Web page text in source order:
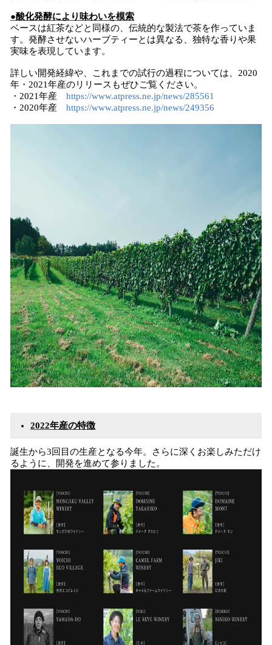
●酸化発酵により味わいを模索
ベースは紅茶などと同様の、伝統的な製法で茶を作っていま
す。発酵させないハーブティーとは異なる、独特な香りや果
実味を表現しています。
詳しい開発経緯や、これまでの試行の過程については、2020
年・2021年産のリリースもぜひご覧ください。
・2021年産 https://www.atpress.ne.jp/news/285561
・2020年産 https://www.atpress.ne.jp/news/249356
2022年産の特徴
誕生から3回目の生産となる今年。さらに深くお楽しみただけ
るように、開発を進めて参りました。